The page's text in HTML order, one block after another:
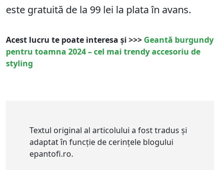
este gratuită de la 99 lei la plata în avans.
Acest lucru te poate interesa și >>> Geantă burgundy
pentru toamna 2024 – cel mai trendy accesoriu de
styling
Textul original al articolului a fost tradus și
adaptat în funcție de cerințele blogului
epantofi.ro.